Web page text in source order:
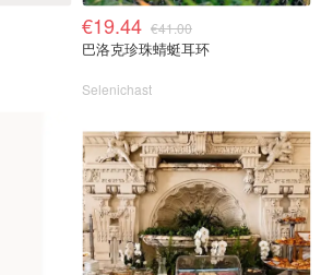
€19.44 €41.00
巴洛克珍珠蜻蜓耳环
Selenichast